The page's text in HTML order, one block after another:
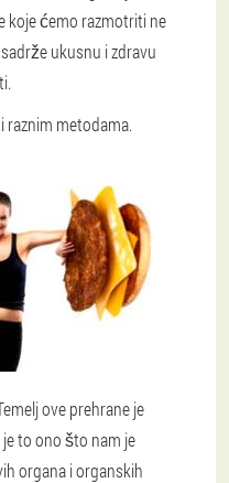
koje ćemo razmotriti ne
ukusnu i zdravu
metodama.
ove prehrane je
to ono što nam je
organa i organskih